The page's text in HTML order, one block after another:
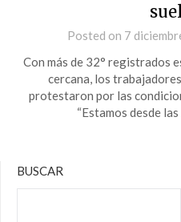
Posted on 7
Con más de 32° registrados
cercana, los
protestaron por las
“Estamos desde
BUSCAR